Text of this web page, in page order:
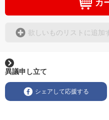
カ
欲しいものリストに追加
異議申し立て
シェアして応援する